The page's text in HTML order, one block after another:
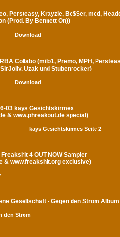
Persteasy, Krayzie, Be$$er, mcd,
(Prod. By Bennett On))
Download
Collabo (milo1, Premo, MPH,
Uzak und Stubenrocker)
Download
03 kays Gesichtskirmes
& www.phreakout.de special)
kays Gesichtskirmes Seite 2
4 OUT NOW Sampler
& www.freakshit.org exclusive)
Gesellschaft - Gegen den Strom Album
den Strom